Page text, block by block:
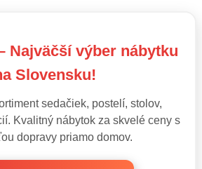
Najväčší výber nábytku
Slovensku!
sedačiek, postelí, stolov,
Kvalitný nábytok za skvelé ceny s
dopravy priamo domov.